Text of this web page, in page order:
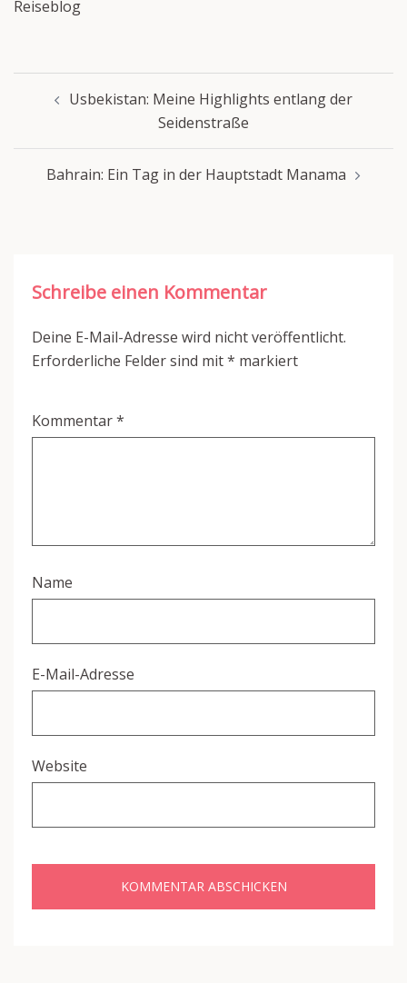
Usbekistan: Meine Highlights entlang der
Seidenstraße
Bahrain: Ein Tag in der Hauptstadt Manama
Schreibe einen Kommentar
Deine E-Mail-Adresse wird nicht veröffentlicht.
Erforderliche Felder sind mit* markiert
Kommentar*
Name
E-Mail-Adresse
Website